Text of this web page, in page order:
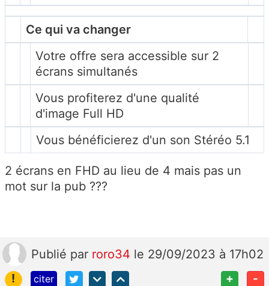
Ce qui va changer
Votre offre sera accessible sur 2
écrans simultanés
Vous profiterez d'une qualité
d'image Full HD
Vous bénéficierez d'un son Stéréo 5.1
2 écrans en FHD au lieu de 4 mais pas un
mot sur la pub ???
Publié par roro34 le 29/09/2023 à 17h02
!
citer + -